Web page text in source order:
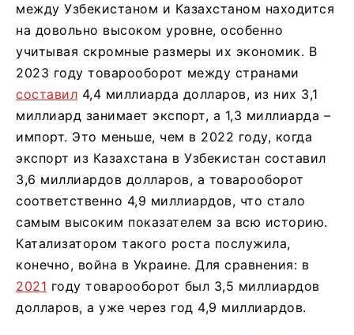
между Узбекистаном и Казахстаном находится
на довольно высоком уровне, особенно
учитывая скромные размеры их экономик. В
2023 году товарооборот между странами
составил 4,4 миллиарда долларов, из них 3,1
миллиард занимает экспорт, а 1,3 миллиарда –
импорт. Это меньше, чем в 2022 году, когда
экспорт из Казахстана в Узбекистан составил
3,6 миллиардов долларов, а товарооборот
соответственно 4,9 миллиардов, что стало
самым высоким показателем за всю историю.
Катализатором такого роста послужила,
конечно, война в Украине. Для сравнения: в
2021 году товарооборот был 3,5 миллиардов
долларов, а уже через год 4,9 миллиардов.